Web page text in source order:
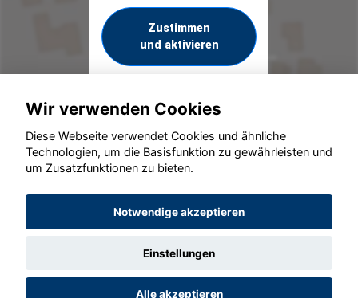
Zustimmen
und aktivieren
© konjunkturmotor.de GmbH 2020 - 2026
Wir verwenden Cookies
Diese Webseite verwendet Cookies und ähnliche
Technologien, um die Basisfunktion zu gewährleisten und
um Zusatzfunktionen zu bieten.
Notwendige akzeptieren
Einstellungen
Alle akzeptieren